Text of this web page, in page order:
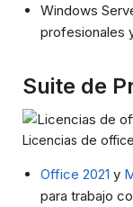
Windows
profesionales
Suite de
Licencias de
Office 2021 y
para trabajo